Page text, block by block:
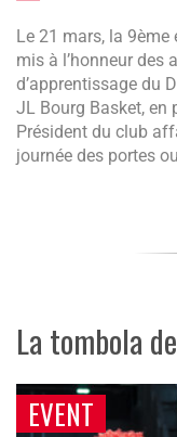
Le 21 mars, la
mis à l’honneur des
d’apprentissage du
JL Bourg Basket, en
Président du club
journée des portes
La tombola
EVENT